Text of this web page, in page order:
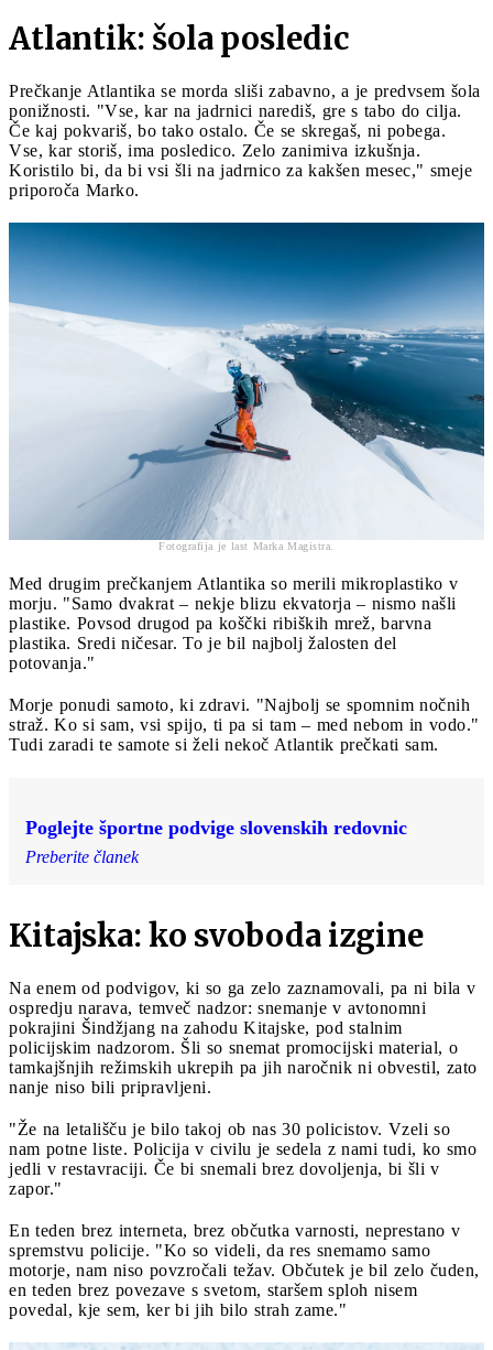
Atlantik: šola posledic
Prečkanje Atlantika se morda sliši zabavno, a je predvsem šola
ponižnosti. "Vse, kar na jadrnici narediš, gre s tabo do cilja.
Če kaj pokvariš, bo tako ostalo. Če se skregaš, ni pobega.
Vse, kar storiš, ima posledico. Zelo zanimiva izkušnja.
Koristilo bi, da bi vsi šli na jadrnico za kakšen mesec," smeje
priporoča Marko.
Fotografija je last Marka Magistra.
Med drugim prečkanjem Atlantika so merili mikroplastiko v
morju. "Samo dvakrat – nekje blizu ekvatorja – nismo našli
plastike. Povsod drugod pa koščki ribiških mrež, barvna
plastika. Sredi ničesar. To je bil najbolj žalosten del
potovanja."
Morje ponudi samoto, ki zdravi. "Najbolj se spomnim nočnih
straž. Ko si sam, vsi spijo, ti pa si tam – med nebom in vodo."
Tudi zaradi te samote si želi nekoč Atlantik prečkati sam.
Poglejte športne podvige slovenskih redovnic
Preberite članek
Kitajska: ko svoboda izgine
Na enem od podvigov, ki so ga zelo zaznamovali, pa ni bila v
ospredju narava, temveč nadzor: snemanje v avtonomni
pokrajini Šindžjang na zahodu Kitajske, pod stalnim
policijskim nadzorom. Šli so snemat promocijski material, o
tamkajšnjih režimskih ukrepih pa jih naročnik ni obvestil, zato
nanje niso bili pripravljeni.
"Že na letališču je bilo takoj ob nas 30 policistov. Vzeli so
nam potne liste. Policija v civilu je sedela z nami tudi, ko smo
jedli v restavraciji. Če bi snemali brez dovoljenja, bi šli v
zapor."
En teden brez interneta, brez občutka varnosti, neprestano v
spremstvu policije. "Ko so videli, da res snemamo samo
motorje, nam niso povzročali težav. Občutek je bil zelo čuden,
en teden brez povezave s svetom, staršem sploh nisem
povedal, kje sem, ker bi jih bilo strah zame."